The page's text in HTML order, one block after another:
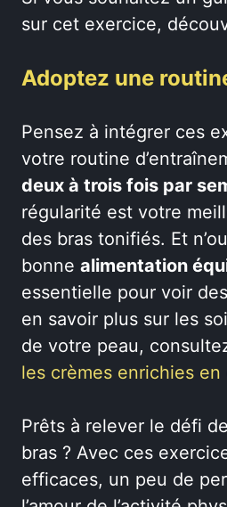
sur cet exercice,
Adoptez une
Pensez à intégrer ces
votre routine
deux à trois fois par
régularité est votre
des bras tonifiés. Et
bonne alimentation
essentielle pour voir
en savoir plus sur les
de votre peau,
les crèmes enrichies en
Prêts à relever le défi
bras ? Avec ces
efficaces, un peu de